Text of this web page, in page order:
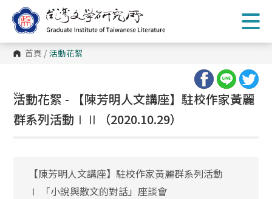
到
主
內
容 首頁 / 活動花絮
:::
活動花絮 - 【陳芳明人文講座】駐校作家黃麗
群系列活動ⅠⅡ（2020.10.29）
【陳芳明人文講座】駐校作家黃麗群系列活動
Ⅰ 「小說與散文的對話」座談會